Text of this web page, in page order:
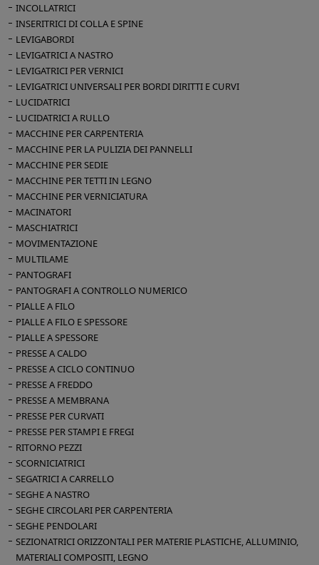
sonde applicate sui circuiti di riscaldamento,
di condensazione e sul legname
Questo condizionamento ambientale mette
in moto il processo di trasmigrazione
dell’acqua attraverso le pareti cellulari del
legname, dalle sue parti interne verso le
superfici, dalle quali l’acqua viene
continuamente evaporata sino al
raggiungimento delle condizioni di
essiccazione desiderate
L’acqua di condensa che si deposita sul fondo
dell’autoclave viene periodicamente espulsa
per mantenere costanti le condizioni
ambientali.
Dati tecnici:
Capacità m³ 0,7
Potenza elettrica assorbita 0,95 Kw/h
Autoclave: in acciaio inox per l’essiccazione di
legni contenenti agenti corrosivi (rovere,
castagno, ecc.)
Rivestimento coibentante in materiale
isolante
Apertura a guscio con pistoni pneumatici
Quadro elettrico di comando con
microprocessore per la conduzione in
automatico dell’essiccazione e del suo
arresto
Sonde controllo umidità di un elemento
campione
Scarico automatico dell’acqua di condensa
N° 6 Piastre elettriche riscaldanti in alluminio
Pompa a vuoto lubrificata ad olio
INCOLLATRICI
INSERITRICI DI COLLA E SPINE
LEVIGABORDI
LEVIGATRICI A NASTRO
LEVIGATRICI PER VERNICI
LEVIGATRICI UNIVERSALI PER BORDI DIRITTI E CURVI
LUCIDATRICI
LUCIDATRICI A RULLO
MACCHINE PER CARPENTERIA
MACCHINE PER LA PULIZIA DEI PANNELLI
MACCHINE PER SEDIE
MACCHINE PER TETTI IN LEGNO
MACCHINE PER VERNICIATURA
MACINATORI
MASCHIATRICI
MOVIMENTAZIONE
MULTILAME
PANTOGRAFI
PANTOGRAFI A CONTROLLO NUMERICO
PIALLE A FILO
PIALLE A FILO E SPESSORE
PIALLE A SPESSORE
PRESSE A CALDO
PRESSE A CICLO CONTINUO
PRESSE A FREDDO
PRESSE A MEMBRANA
PRESSE PER CURVATI
PRESSE PER STAMPI E FREGI
RITORNO PEZZI
SCORNICIATRICI
SEGATRICI A CARRELLO
SEGHE A NASTRO
SEGHE CIRCOLARI PER CARPENTERIA
SEGHE PENDOLARI
SEZIONATRICI ORIZZONTALI PER MATERIE PLASTICHE, ALLUMINIO,
MATERIALI COMPOSITI, LEGNO